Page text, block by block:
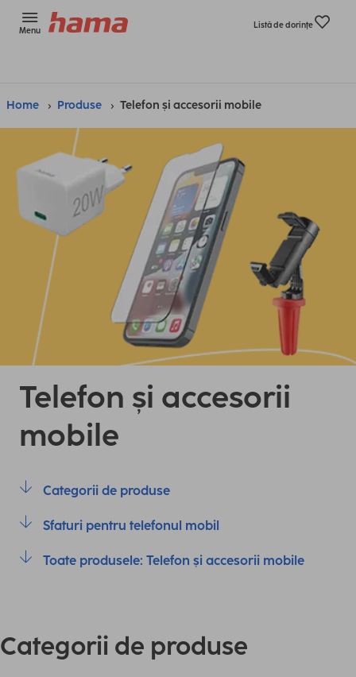
Menu
Listă de dorinţe
Home Produse Telefon și accesorii mobile
Telefon și accesorii
mobile
Categorii de produse
Sfaturi pentru telefonul mobil
Toate produsele: Telefon și accesorii mobile
Categorii de produse